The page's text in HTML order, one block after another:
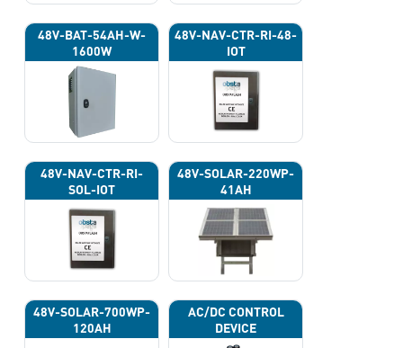
48V-BAT-54AH-W-
1600W
48V-NAV-CTR-RI-48-
IOT
48V-NAV-CTR-RI-
SOL-IOT
48V-SOLAR-220WP-
41AH
48V-SOLAR-700WP-
120AH
AC/DC CONTROL
DEVICE